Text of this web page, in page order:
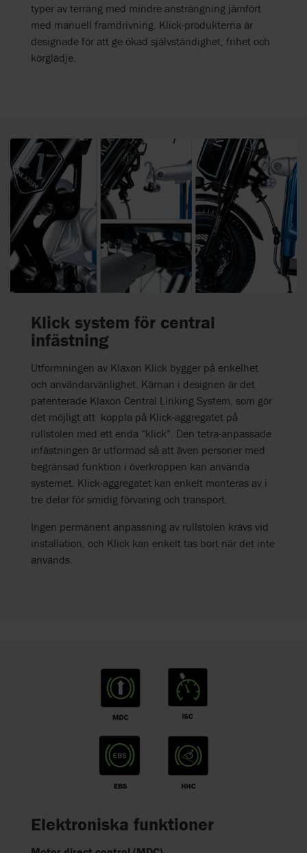
typer av terräng med mindre ansträngning jämfört
med manuell framdrivning. Klick-produkterna är
designade för att ge ökad självständighet, frihet och
körglädje.
Klick system för central
infästning
Utformningen av Klaxon Klick bygger på enkelhet
och användarvänlighet. Kärnan i designen är det
patenterade Klaxon Central Linking System, som gör
det möjligt att koppla på Klick-aggregatet på
rullstolen med ett enda “klick”. Den tetra-anpassade
infästningen är utformad så att även personer med
begränsad funktion i överkroppen kan använda
systemet. Klick-aggregatet kan enkelt monteras av i
tre delar för smidig förvaring och transport.
Ingen permanent anpassning av rullstolen krävs vid
installation, och Klick kan enkelt tas bort när det inte
används.
Elektroniska funktioner